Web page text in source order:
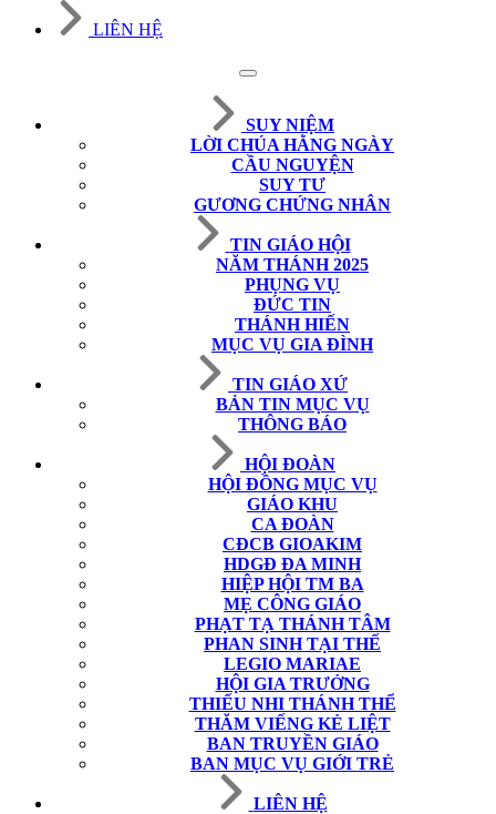
LIÊN HỆ
SUY NIỆM
LỜI CHÚA HẰNG NGÀY
CẦU NGUYỆN
SUY TƯ
GƯƠNG CHỨNG NHÂN
TIN GIÁO HỘI
NĂM THÁNH 2025
PHỤNG VỤ
ĐỨC TIN
THÁNH HIẾN
MỤC VỤ GIA ĐÌNH
TIN GIÁO XỨ
BẢN TIN MỤC VỤ
THÔNG BÁO
HỘI ĐOÀN
HỘI ĐỒNG MỤC VỤ
GIÁO KHU
CA ĐOÀN
CĐCB GIOAKIM
HDGĐ ĐA MINH
HIỆP HỘI TM BA
MẸ CÔNG GIÁO
PHẠT TẠ THÁNH TÂM
PHAN SINH TẠI THẾ
LEGIO MARIAE
HỘI GIA TRƯỞNG
THIẾU NHI THÁNH THỂ
THĂM VIẾNG KẺ LIỆT
BAN TRUYỀN GIÁO
BAN MỤC VỤ GIỚI TRẺ
LIÊN HỆ